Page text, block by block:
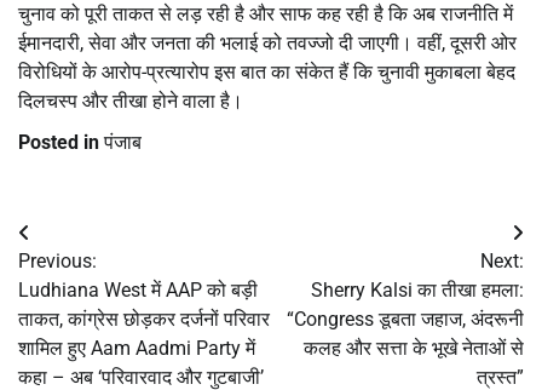
चुनाव को पूरी ताकत से लड़ रही है और साफ कह रही है कि अब राजनीति में
ईमानदारी, सेवा और जनता की भलाई को तवज्जो दी जाएगी। वहीं, दूसरी ओर
विरोधियों के आरोप-प्रत्यारोप इस बात का संकेत हैं कि चुनावी मुकाबला बेहद
दिलचस्प और तीखा होने वाला है।
Posted inपंजाब
Post
navigation
Previous:
Ludhiana West में AAP को बड़ी
ताकत, कांग्रेस छोड़कर दर्जनों परिवार
शामिल हुए Aam Aadmi Party में
कहा – अब ‘परिवारवाद और गुटबाजी’
Next:
Sherry Kalsi का तीखा हमला:
“Congress डूबता जहाज, अंदरूनी
कलह और सत्ता के भूखे नेताओं से
त्रस्त”